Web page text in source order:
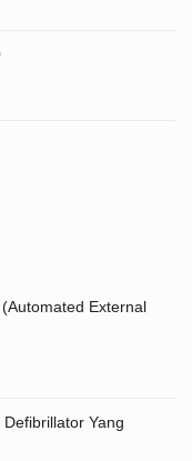
External
Yang